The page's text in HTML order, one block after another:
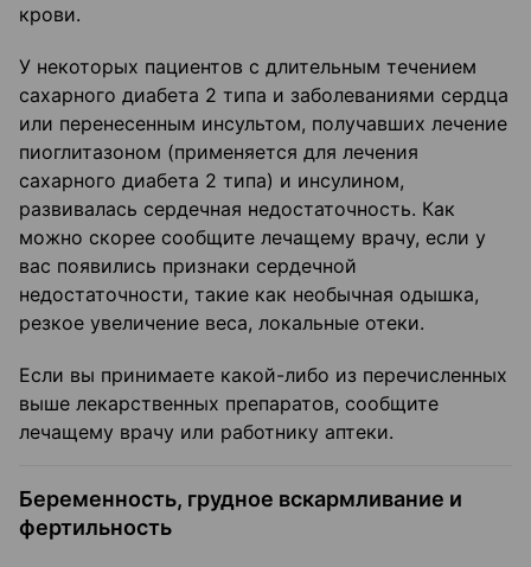
крови.
У некоторых пациентов с длительным течением
сахарного диабета 2 типа и заболеваниями сердца
или перенесенным инсультом, получавших лечение
пиоглитазоном (применяется для лечения
сахарного диабета 2 типа) и инсулином,
развивалась сердечная недостаточность. Как
можно скорее сообщите лечащему врачу, если у
вас появились признаки сердечной
недостаточности, такие как необычная одышка,
резкое увеличение веса, локальные отеки.
Если вы принимаете какой-либо из перечисленных
выше лекарственных препаратов, сообщите
лечащему врачу или работнику аптеки.
Беременность, грудное вскармливание и
фертильность